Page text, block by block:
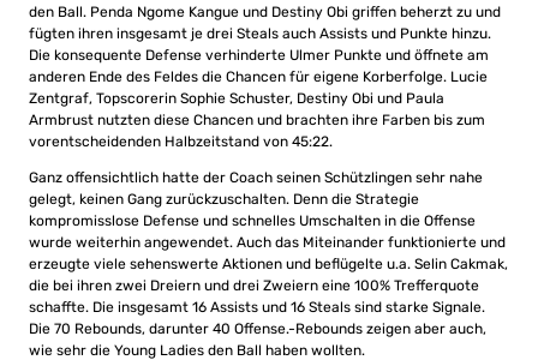
den Ball. Penda Ngome Kangue und Destiny Obi griffen beherzt zu und
fügten ihren insgesamt je drei Steals auch Assists und Punkte hinzu.
Die konsequente Defense verhinderte Ulmer Punkte und öffnete am
anderen Ende des Feldes die Chancen für eigene Korberfolge. Lucie
Zentgraf, Topscorerin Sophie Schuster, Destiny Obi und Paula
Armbrust nutzten diese Chancen und brachten ihre Farben bis zum
vorentscheidenden Halbzeitstand von 45:22.
Ganz offensichtlich hatte der Coach seinen Schützlingen sehr nahe
gelegt, keinen Gang zurückzuschalten. Denn die Strategie
kompromisslose Defense und schnelles Umschalten in die Offense
wurde weiterhin angewendet. Auch das Miteinander funktionierte und
erzeugte viele sehenswerte Aktionen und beflügelte u.a. Selin Cakmak,
die bei ihren zwei Dreiern und drei Zweiern eine 100% Trefferquote
schaffte. Die insgesamt 16 Assists und 16 Steals sind starke Signale.
Die 70 Rebounds, darunter 40 Offense.-Rebounds zeigen aber auch,
wie sehr die Young Ladies den Ball haben wollten.